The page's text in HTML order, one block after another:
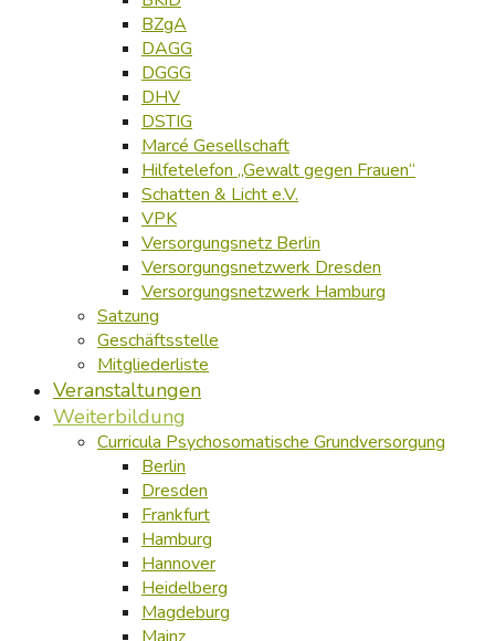
BZgA
DAGG
DGGG
DHV
DSTIG
Marcé Gesellschaft
Hilfetelefon „Gewalt gegen Frauen“
Schatten & Licht e.V.
VPK
Versorgungsnetz Berlin
Versorgungsnetzwerk Dresden
Versorgungsnetzwerk Hamburg
Satzung
Geschäftsstelle
Mitgliederliste
Veranstaltungen
Weiterbildung
Curricula Psychosomatische Grundversorgung
Berlin
Dresden
Frankfurt
Hamburg
Hannover
Heidelberg
Magdeburg